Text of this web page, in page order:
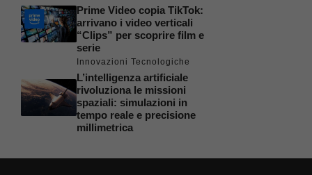
Prime Video copia TikTok:
arrivano i video verticali
“Clips” per scoprire film e
serie
Innovazioni Tecnologiche
L’intelligenza artificiale
rivoluziona le missioni
spaziali: simulazioni in
tempo reale e precisione
millimetrica